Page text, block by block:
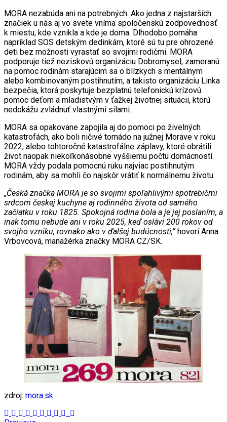
MORA nezabúda ani na potrebných. Ako jedna z najstarších
značiek u nás aj vo svete vníma spoločenskú zodpovednosť
k miestu, kde vznikla a kde je doma. Dlhodobo pomáha
napríklad SOS detským dedinkám, ktoré sú tu pre ohrozené
deti bez možnosti vyrastať so svojimi rodičmi. MORA
podporuje tiež neziskovú organizáciu Dobromysel, zameranú
na pomoc rodinám starajúcim sa o blízkych s mentálnym
alebo kombinovaným postihnutím, a takisto organizáciu Linka
bezpečia, ktorá poskytuje bezplatnú telefonickú krízovú
pomoc deťom a mladistvým v ťažkej životnej situácii, ktorú
nedokážu zvládnuť vlastnými silami.
MORA sa opakovane zapojila aj do pomoci po živelných
katastrofách, ako boli ničivé tornádo na južnej Morave v roku
2022, alebo tohtoročné katastrofálne záplavy, ktoré obrátili
život naopak niekoľkonásobne vyššiemu počtu domácností.
MORA vždy podala pomocnú ruku najviac postihnutým
rodinám, aby sa mohli čo najskôr vrátiť k normálnemu životu.
„Česká značka MORA je so svojimi spoľahlivými spotrebičmi
srdcom českej kuchyne aj rodinného života od samého
začiatku v roku 1825. Spokojná rodina bola a je jej poslaním, a
inak tomu nebude ani v roku 2025, keď oslávi 200 rokov od
svojho vzniku, rovnako ako v ďalšej budúcnosti,“hovorí Anna
Vrbovcová, manažérka značky MORA CZ/SK.
zdroj: mora.sk